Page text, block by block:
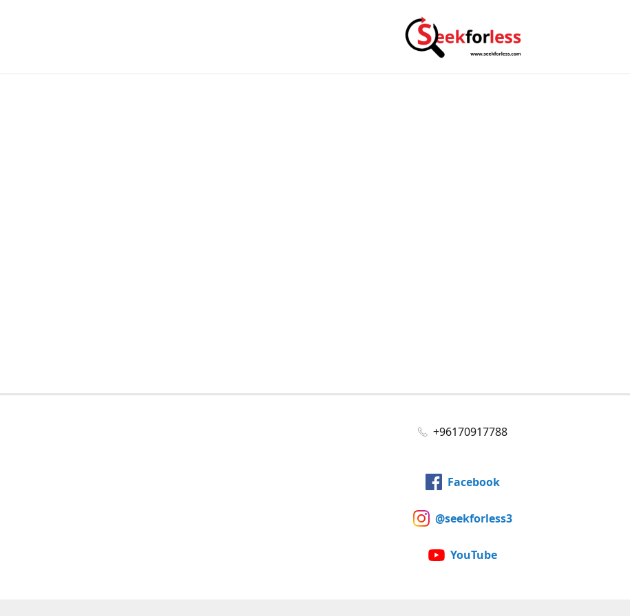
+96170917788
Facebook
@seekforless3
YouTube